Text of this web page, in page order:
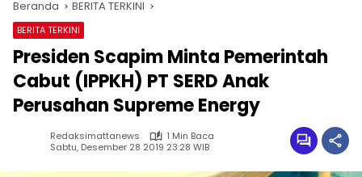
Beranda BERITA TERKINI
BERITA TERKINI
Presiden Scapim Minta Pemerintah
Cabut (IPPKH) PT SERD Anak
Perusahan Supreme Energy
Redaksimattanews
1 Min Baca
Sabtu, Desember 28 2019 23:28 WIB